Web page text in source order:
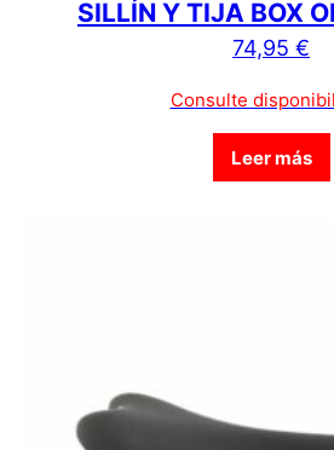
SILLÍN Y TIJA BOX
74,95 €
Consulte
Leer más